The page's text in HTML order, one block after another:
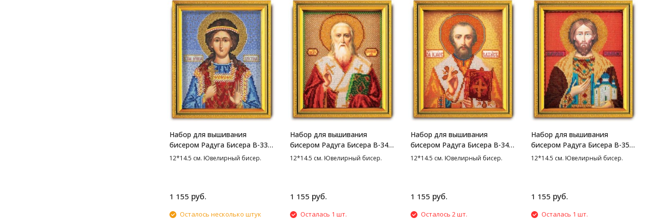
Набор для вышивания
бисером Радуга Бисера В-334
Св. Кристина, 12*14.5 см
12*14.5 см. Ювелирный бисер.
1 155 руб.
Осталось несколько штук
Набор для вышивания
бисером Радуга Бисера В-346
Св. Дионисий, 12*14.5 см
12*14.5 см. Ювелирный бисер.
1 155 руб.
Осталась 1 шт.
Набор для вышивания
бисером Радуга Бисера В-347
Св. Иоанн Златоуст, 12*14.5
12*14.5 см. Ювелирный бисер.
1 155 руб.
Осталось 2 шт.
Набор для вышивания
бисером Радуга Бисера В-350
Св. Роман, 12*14.5 см
12*14.5 см. Ювелирный бисер.
1 155 руб.
Осталась 1 шт.